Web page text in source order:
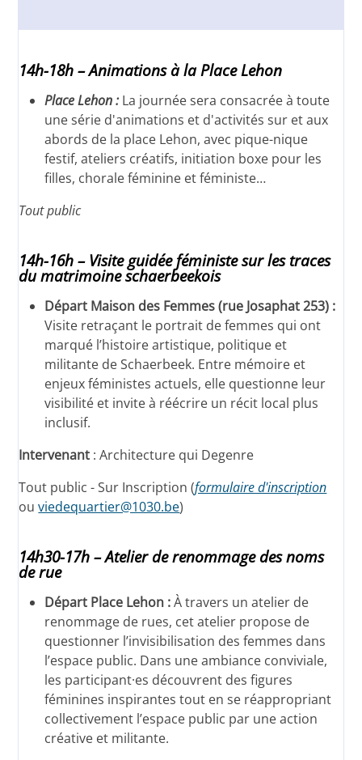
14h-18h – Animations à la Place Lehon
Place Lehon :La journée sera consacrée à toute
une série d'animations et d'activités sur et aux
abords de la place Lehon, avec pique-nique
festif, ateliers créatifs, initiation boxe pour les
filles, chorale féminine et féministe…
Tout public
14h-16h – Visite guidée féministe sur les traces
du matrimoine schaerbeekois
Départ Maison des Femmes (rue Josaphat 253) :
Visite retraçant le portrait de femmes qui ont
marqué l’histoire artistique, politique et
militante de Schaerbeek. Entre mémoire et
enjeux féministes actuels, elle questionne leur
visibilité et invite à réécrire un récit local plus
inclusif.
Intervenant : Architecture qui Degenre
Tout public - Sur Inscription (formulaire d'inscription
ouviedequartier@1030.be)
14h30-17h – Atelier de renommage des noms
de rue
Départ Place Lehon :À travers un atelier de
renommage de rues, cet atelier propose de
questionner l’invisibilisation des femmes dans
l’espace public. Dans une ambiance conviviale,
les participant·es découvrent des figures
féminines inspirantes tout en se réappropriant
collectivement l’espace public par une action
créative et militante.